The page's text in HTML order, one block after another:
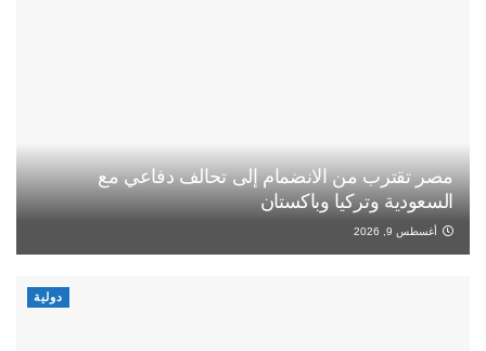
مصر تقترب من الانضمام إلى تحالف دفاعي مع
السعودية وتركيا وباكستان
أغسطس 9, 2026
دولية